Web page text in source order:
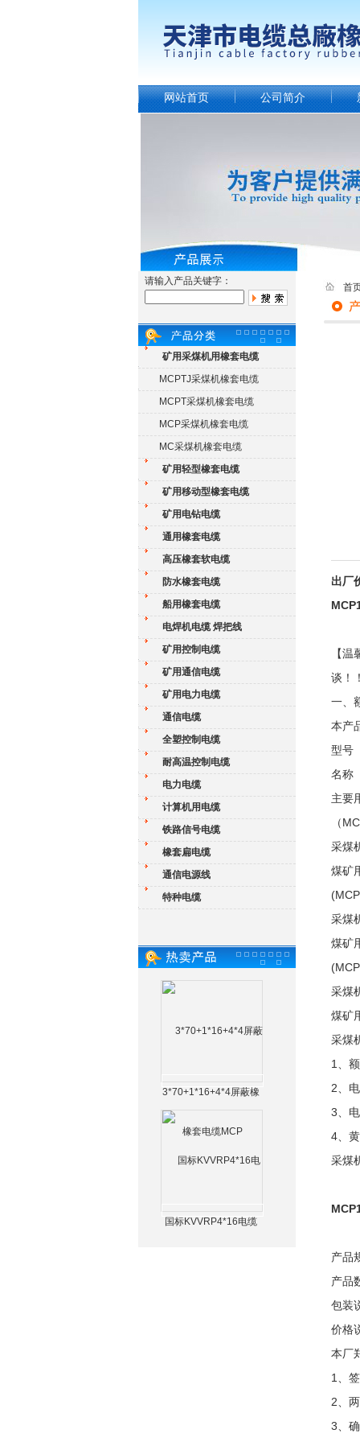
网站首页 公司简介
请输入产品关键字：
矿用采煤机用橡套电缆
MCPTJ采煤机橡套电缆
MCPT采煤机橡套电缆
MCP采煤机橡套电缆
MC采煤机橡套电缆
矿用轻型橡套电缆
矿用移动型橡套电缆
矿用电钻电缆
通用橡套电缆
高压橡套软电缆
防水橡套电缆
船用橡套电缆
电焊机电缆 焊把线
矿用控制电缆
矿用通信电缆
矿用电力电缆
通信电缆
全塑控制电缆
耐高温控制电缆
电力电缆
计算机用电缆
铁路信号电缆
橡套扁电缆
通信电源线
特种电缆
3*70+1*16+4*4屏蔽橡
国标KVVRP4*16电缆
首
出厂
【
谈！
一、
本产
型号
名称
主要
（
采煤
煤矿
采煤
煤矿
采煤
煤矿
采煤
1、
2、
3、
4、
采煤
产品
产品
包装
价格
本厂
1、
2、
3、